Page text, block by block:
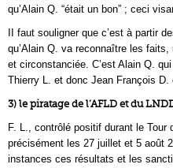
qu’Alain Q. “était un bon” ; ceci
II faut souligner que c’est à partir
qu’Alain Q. va reconnaître les
et circonstanciée. C’est Alain Q.
Thierry L. et donc Jean François D.
3) le piratage de l’AFLD et du
F. L., contrôlé positif durant le Tour
précisément les 27 juillet et 5 août
instances ces résultats et les